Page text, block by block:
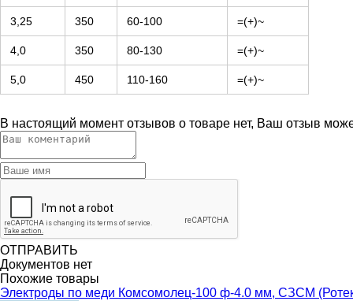
3,25 350 60-100 =(+)~
4,0 350 80-130 =(+)~
5,0 450 110-160 =(+)~
В настоящий момент отзывов о товаре нет, Ваш отзыв
ОТПРАВИТЬ
Документов нет
Похожие товары
Электроды по меди Комсомолец-100 ф-4.0 мм, СЗСМ